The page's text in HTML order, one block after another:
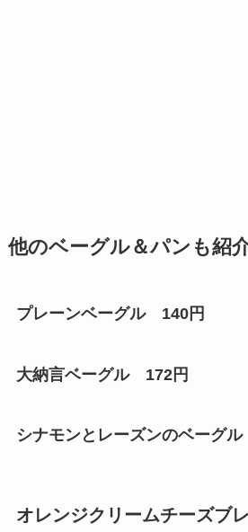
他のベーグル＆パンも紹
プレーンベーグル 140円
大納言ベーグル 172円
シナモンとレーズンのベーグ
オレンジクリームチーズブ